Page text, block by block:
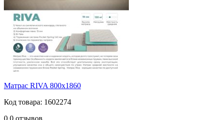
Матрас RIVA 800х1860
Код товара: 1602274